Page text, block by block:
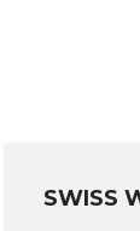
SWISS